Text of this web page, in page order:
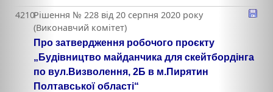
4210Рішення № 228 від 20 серпня 2020 року
(Виконавчий комітет)
Про затвердження робочого проєкту
„Будівництво майданчика для скейтбордінга
по вул.Визволення, 2Б в м.Пирятин
Полтавської області“